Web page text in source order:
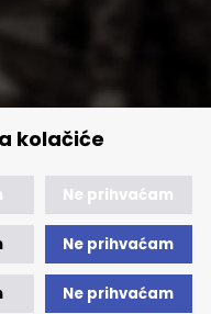
kolačiće
Ne prihvaćam
Ne prihvaćam
Ne prihvaćam